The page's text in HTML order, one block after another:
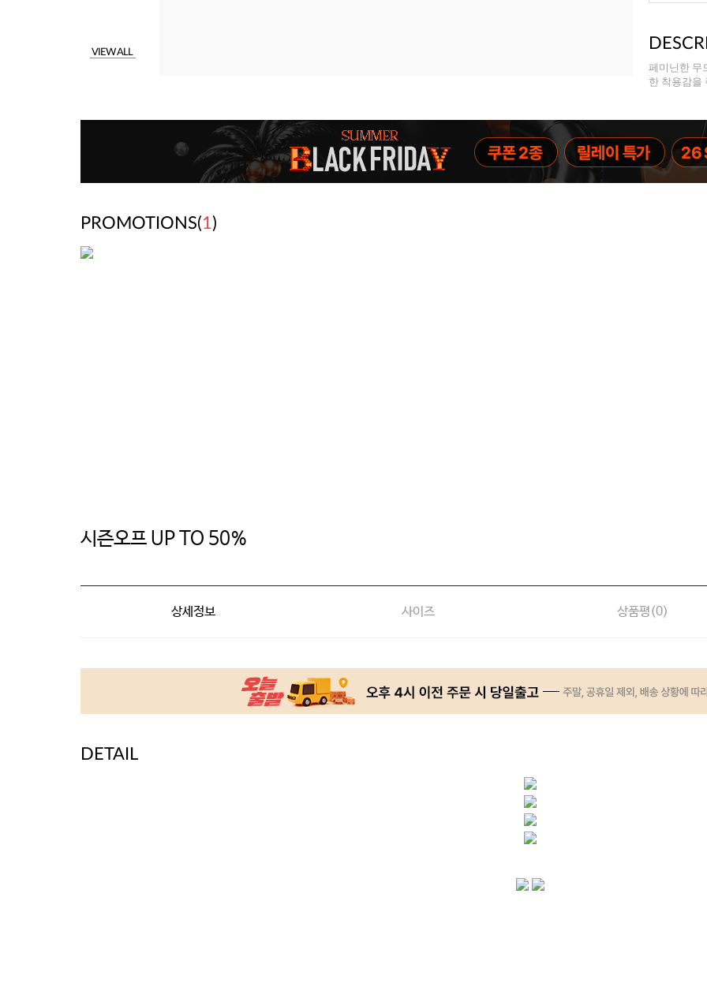
VIEW ALL
페미닌한 무
한 착용감을
PROMOTIONS(1)
시즌오프 UP TO 50%
상세정보 사이즈 상품평(0)
DETAIL